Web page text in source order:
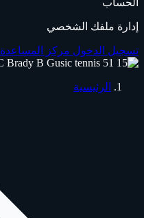
الحساب
إدارة ملفك الشخصي
تسجيل الدخول مركز المساعدة
الرئيسية